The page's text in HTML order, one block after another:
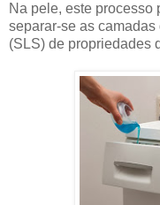
Na pele, este processo
separar-se as
(SLS) de propriedades